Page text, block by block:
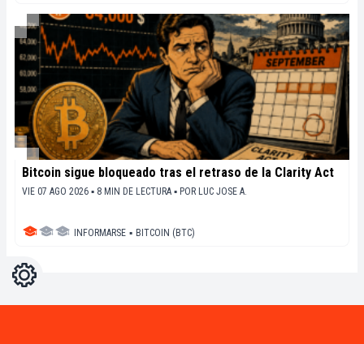
Bitcoin sigue bloqueado tras el retraso de la Clarity Act
VIE 07 AGO 2026 ▪ 8 MIN DE LECTURA ▪ POR LUC JOSE A.
INFORMARSE ▪ BITCOIN (BTC)
Ajustes